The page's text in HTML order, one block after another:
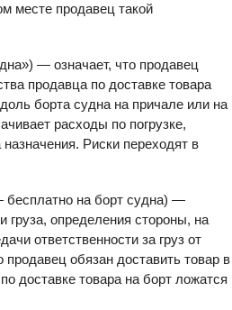
месте продавец такой
— означает, что продавец
продавца по доставке товара
борта судна на причале или на
расходы по погрузке,
Риски переходят в
бесплатно на борт судна) —
груза, определения стороны, на
ответственности за груз от
продавец обязан доставить товар в
доставке товара на борт ложатся